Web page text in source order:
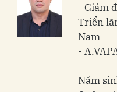
- Giám
Triển
Nam
-
---
Năm